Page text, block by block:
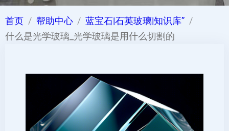
首页 帮助中心
蓝宝石|石英玻璃|知识库”
什么是光学玻璃_光学玻璃是用什么切割的